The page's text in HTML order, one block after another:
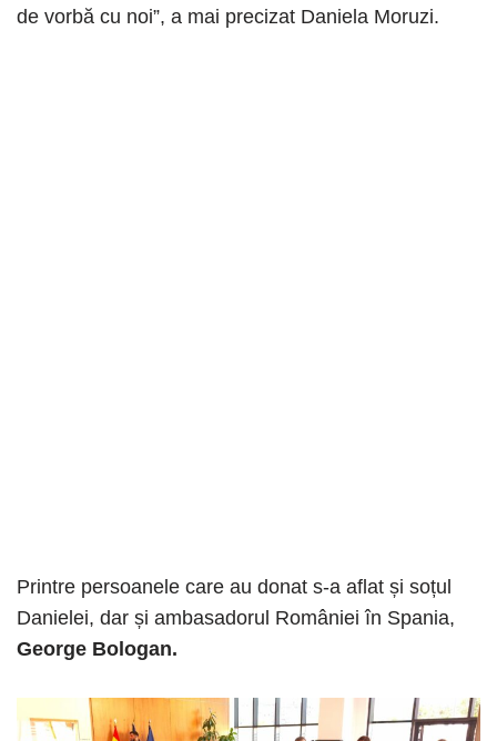
de vorbă cu noi”, a mai precizat Daniela Moruzi.
Printre persoanele care au donat s-a aflat și soțul
Danielei, dar și ambasadorul României în Spania,
George Bologan.